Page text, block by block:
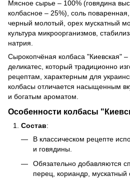
Мясное сырье – 100% (говядина
колбасное – 25%), соль
черный молотый, орех мускатный
культура микроорганизмов,
натрия.
Сырокопчёная колбаса "Киевская"
деликатес, который традиционно
рецептам, характерным для
колбасы отличается насыщенным
и богатым ароматом.
Особенности колбасы
Состав:
В классическом рецепте
и говядины.
Обязательно добавляются
перец, кориандр, мускатный